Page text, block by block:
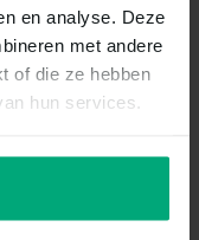
en analyse. Deze
met andere
of die ze hebben
hun services.